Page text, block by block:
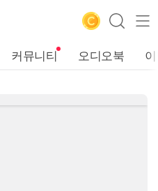
커뮤니티 오디오북